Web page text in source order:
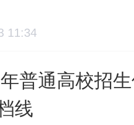
11:34
普通高校招
线